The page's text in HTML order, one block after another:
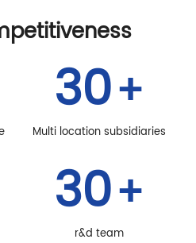
30+
Multi location subsidiaries
30+
r&d team